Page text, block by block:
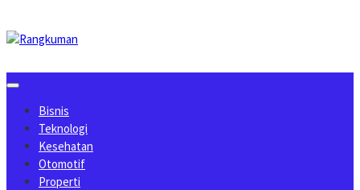
to
content
Bisnis
Teknologi
Kesehatan
Otomotif
Properti